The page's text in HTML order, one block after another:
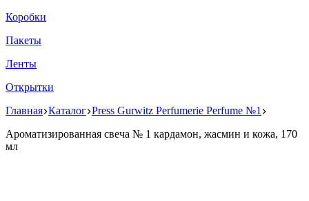
Коробки
Пакеты
Ленты
Открытки
Главная Каталог Press Gurwitz Perfumerie Perfume №1
Ароматизированная свеча № 1 кардамон, жасмин и кожа, 170
мл